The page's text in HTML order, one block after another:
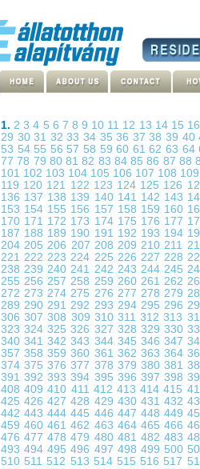
1. 234 5 6 7 8 9 10 11 12 13 14 15
29 3031 323334 3536 373839 40
53 54 55 56 57 58 5960 616263 64
7778 79 808182 83 848586 87 88
101 102 103 104 105 106 107 108
119 120 121 122 123 124 125 126
136 137 138 139 140 141 142 143
153 154 155 156 157 158 159 160
170 171 172 173 174 175 176 177
187 188 189 190 191 192 193 194
204205206 207 208 209210211
221222223224 225 226 227 228
238239240241 242 243 244 245
255256257258 259 260 261 262
272273274275 276 277 278 279
289290291292 293 294 295 296
306307308 309 310 311312313
323324325326 327 328 329 330
340341342343 344 345 346 347
357358359360 361 362 363 364
374375376377 378 379 380 381
391392393394 395 396 397 398
408409410 411 412 413414415
425426427428 429 430 431 432
442443444445 446 447 448 449
459460461462 463 464 465 466
476477478479 480 481 482 483
493494495496 497 498 499 500
510 511 512 513 514 515 516 517